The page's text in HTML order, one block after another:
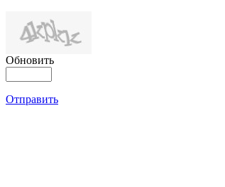
Обновить
Отправить